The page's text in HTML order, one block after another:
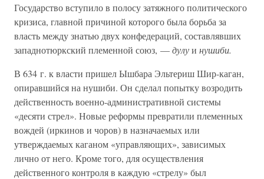
Государство вступило в полосу затяжного политического
кризиса, главной причиной которого была борьба за
власть между знатью двух конфедераций, составлявших
западнотюркский племенной союз, —дулуи нушиби.
В 634 г. к власти пришел Ышбара Эльтериш Шир-каган,
опиравшийся на нушиби. Он сделал попытку возродить
действенность военно-административной системы
«десяти стрел». Новые реформы превратили племенных
вождей (иркинов и чоров) в назначаемых или
утверждаемых каганом «управляющих», зависимых
лично от него. Кроме того, для осуществления
действенного контроля в каждую «стрелу» был